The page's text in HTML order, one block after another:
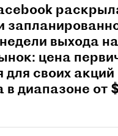
выхода на
цена
своих акций
в диапазоне от